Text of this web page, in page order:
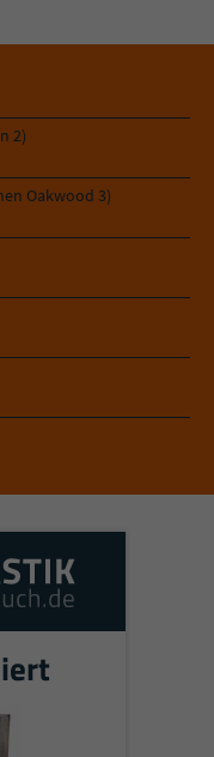
2)
Oakwood 3)